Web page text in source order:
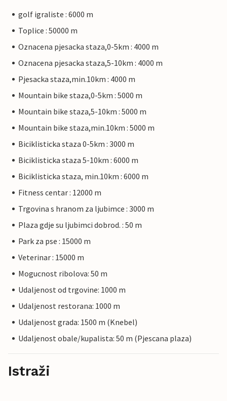
golf igraliste : 6000 m
Toplice : 50000 m
Oznacena pjesacka staza,0-5km : 4000 m
Oznacena pjesacka staza,5-10km : 4000 m
Pjesacka staza,min.10km : 4000 m
Mountain bike staza,0-5km : 5000 m
Mountain bike staza,5-10km : 5000 m
Mountain bike staza,min.10km : 5000 m
Biciklisticka staza 0-5km : 3000 m
Biciklisticka staza 5-10km : 6000 m
Biciklisticka staza, min.10km : 6000 m
Fitness centar : 12000 m
Trgovina s hranom za ljubimce : 3000 m
Plaza gdje su ljubimci dobrod. : 50 m
Park za pse : 15000 m
Veterinar : 15000 m
Mogucnost ribolova: 50 m
Udaljenost od trgovine: 1000 m
Udaljenost restorana: 1000 m
Udaljenost grada: 1500 m (Knebel)
Udaljenost obale/kupalista: 50 m (Pjescana plaza)
Istraži